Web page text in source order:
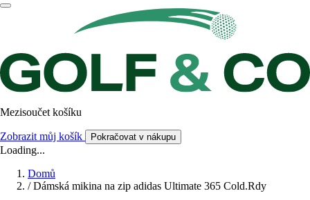
Mezisoučet košíku
Zobrazit můj košík Pokračovat v nákupu
Loading...
Domů
/ Dámská mikina na zip adidas Ultimate 365 Cold.Rdy